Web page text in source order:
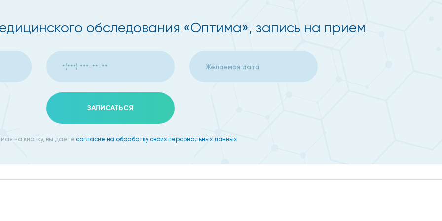
исследования; все виды ЭКГ, включая ЭКГ с физической нагрузкой, суточное мониторирование ЭКГ;
отоларинголога и др.;
условиях;
обследования «Оптима», запись на прием
ЗАПИСАТЬСЯ
на кнопку, вы даете согласие на обработку своих персональных данных